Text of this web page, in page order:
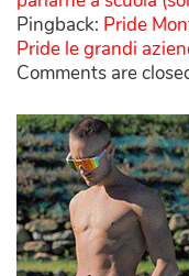
Pingback: Pride
Pride le grandi
Comments are